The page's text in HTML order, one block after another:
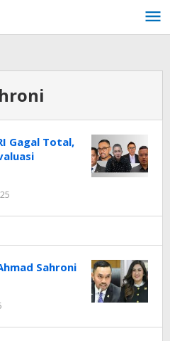
Gagal Total,
NTT
Sahroni
NTT